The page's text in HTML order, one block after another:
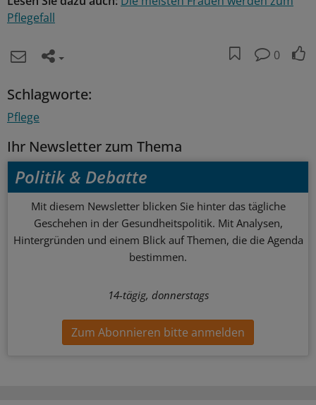
Pflegefall
0
Schlagworte:
Pflege
Ihr Newsletter zum Thema
Politik & Debatte
Mit diesem Newsletter blicken Sie hinter das tägliche
Geschehen in der Gesundheitspolitik. Mit Analysen,
Hintergründen und einem Blick auf Themen, die die Agenda
bestimmen.
14-tägig, donnerstags
Zum Abonnieren bitte anmelden